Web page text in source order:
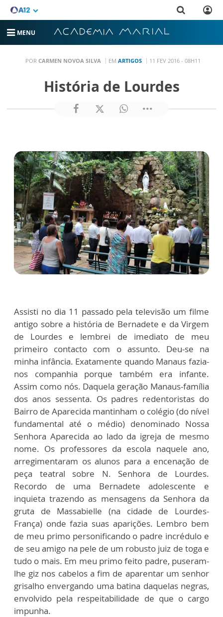
MENU
POR CARMEN NOVOA SILVA EM ARTIGOS 11 FEV 2016 - 08H11
História de Lourdes
Assisti no dia 11 passado pela televisão um filme
antigo sobre a história de Bernadete e da Virgem
de Lourdes e lembrei de imediato de meu
primeiro contacto com o assunto. Deu-se na
minha infância. Exatamente quando Manaus fazia-
nos companhia porque também era infante.
Assim como nós. Daquela geração Manaus-família
dos anos sessenta. Os padres redentoristas do
Bairro de Aparecida mantinham o colégio (do nível
fundamental até o médio) denominado Nossa
Senhora Aparecida ao lado da igreja de mesmo
nome. Os professores da escola naquele ano,
arregimentaram os alunos para a encenação de
peça teatral sobre N. Senhora de Lourdes.
Recordo de uma Bernadete adolescente e
inquieta trazendo as mensagens da Senhora da
gruta de Massabielle (na cidade de Lourdes-
França) onde fazia suas aparições. Lembro bem
de meu primo personificando o padre incrédulo e
de seu amigo na pele de um robusto juiz de toga e
tudo o mais. Em meu primo feito padre, puseram-
lhe giz nos cabelos a fim de aparentar um senhor
grisalho envergando uma batina daquelas negras,
envolvido pela respeitabilidade de que o cargo
impunha.